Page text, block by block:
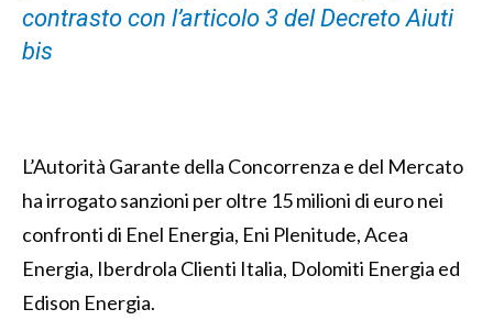
contrasto con l’articolo 3 del Decreto Aiuti
bis
L’Autorità Garante della Concorrenza e del Mercato
ha irrogato sanzioni per oltre 15 milioni di euro nei
confronti di Enel Energia, Eni Plenitude, Acea
Energia, Iberdrola Clienti Italia, Dolomiti Energia ed
Edison Energia.